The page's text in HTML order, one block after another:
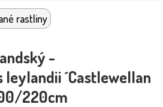
rastliny
-
leylandii ´Castlewellan
220cm